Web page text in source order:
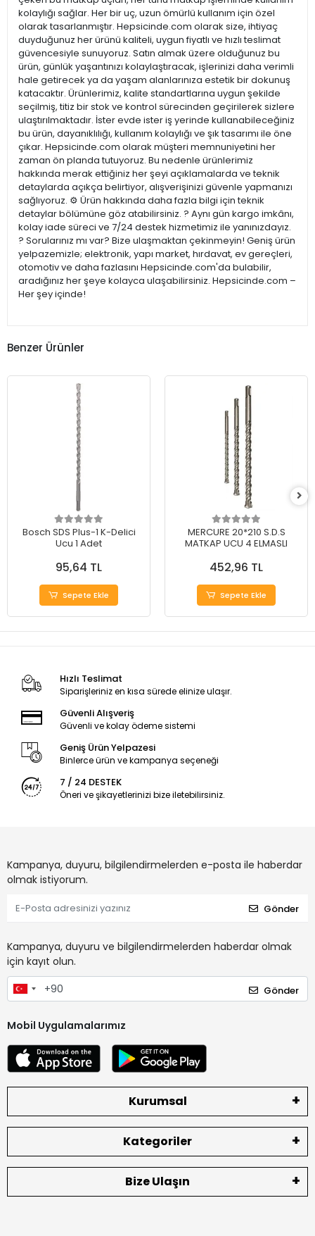
kolaylığı sağlar. Her bir uç, uzun ömürlü kullanım için özel
olarak tasarlanmıştır. Hepsicinde.com olarak size, ihtiyaç
duyduğunuz her ürünü kaliteli, uygun fiyatlı ve hızlı teslimat
güvencesiyle sunuyoruz. Satın almak üzere olduğunuz bu
ürün, günlük yaşantınızı kolaylaştıracak, işlerinizi daha verimli
hale getirecek ya da yaşam alanlarınıza estetik bir dokunuş
katacaktır. Ürünlerimiz, kalite standartlarına uygun şekilde
seçilmiş, titiz bir stok ve kontrol sürecinden geçirilerek sizlere
ulaştırılmaktadır. İster evde ister iş yerinde kullanabileceğiniz
bu ürün, dayanıklılığı, kullanım kolaylığı ve şık tasarımı ile öne
çıkar. Hepsicinde.com olarak müşteri memnuniyetini her
zaman ön planda tutuyoruz. Bu nedenle ürünlerimiz
hakkında merak ettiğiniz her şeyi açıklamalarda ve teknik
detaylarda açıkça belirtiyor, alışverişinizi güvenle yapmanızı
sağlıyoruz. ⚙️ Ürün hakkında daha fazla bilgi için teknik
detaylar bölümüne göz atabilirsiniz. ? Aynı gün kargo imkânı,
kolay iade süreci ve 7/24 destek hizmetimiz ile yanınızdayız.
? Sorularınız mı var? Bize ulaşmaktan çekinmeyin! Geniş ürün
yelpazemizle; elektronik, yapı market, hırdavat, ev gereçleri,
otomotiv ve daha fazlasını Hepsicinde.com'da bulabilir,
aradığınız her şeye kolayca ulaşabilirsiniz. Hepsicinde.com –
Her şey içinde!
Benzer Ürünler
Bosch SDS Plus-1 K-Delici
Ucu 1 Adet
95,64 TL
Sepete Ekle
MERCURE 20*210 S.D.S
MATKAP UCU 4 ELMASLI
452,96 TL
Sepete Ekle
Hızlı Teslimat
Siparişleriniz en kısa sürede elinize ulaşır.
Güvenli Alışveriş
Güvenli ve kolay ödeme sistemi
Geniş Ürün Yelpazesi
Binlerce ürün ve kampanya seçeneği
7 / 24 DESTEK
Öneri ve şikayetlerinizi bize iletebilirsiniz.
Kampanya, duyuru, bilgilendirmelerden e-posta ile haberdar
olmak istiyorum.
Gönder
Kampanya, duyuru ve bilgilendirmelerden haberdar olmak
için kayıt olun.
Gönder
Mobil Uygulamalarımız
Kurumsal
Kategoriler
Bize Ulaşın